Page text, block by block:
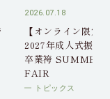
2026.07.18
【オンライン限定】
2027年成人式振袖
卒業袴 SUMMER
FAIR
トピックス